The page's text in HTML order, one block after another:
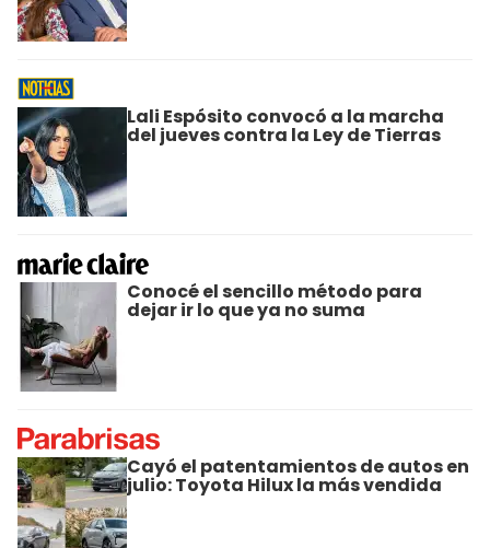
Lali Espósito convocó a la marcha
del jueves contra la Ley de Tierras
Conocé el sencillo método para
dejar ir lo que ya no suma
Cayó el patentamientos de autos en
julio: Toyota Hilux la más vendida